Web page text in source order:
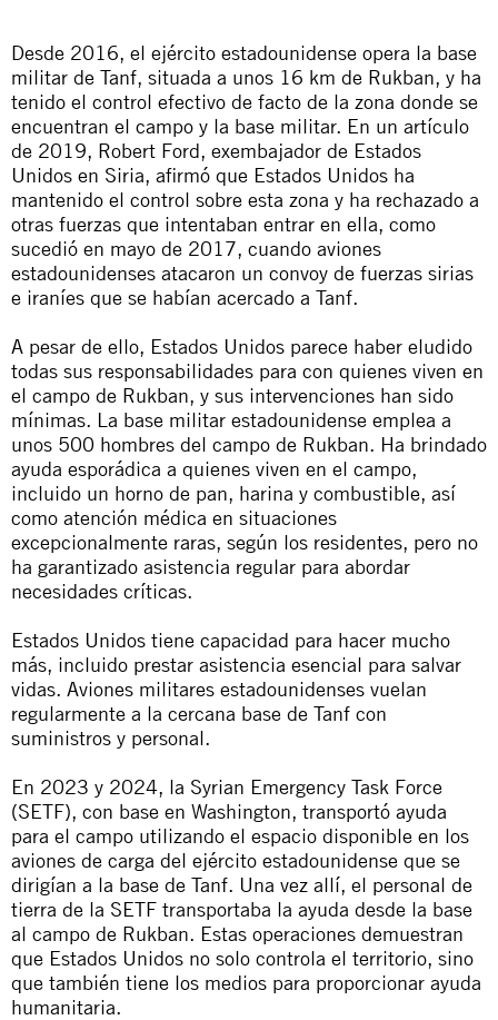
Desde 2016, el ejército estadounidense opera la base
militar de Tanf, situada a unos 16 km de Rukban, y ha
tenido el control efectivo de facto de la zona donde se
encuentran el campo y la base militar. En un artículo
de 2019, Robert Ford, exembajador de Estados
Unidos en Siria, afirmó que Estados Unidos ha
mantenido el control sobre esta zona y ha rechazado a
otras fuerzas que intentaban entrar en ella, como
sucedió en mayo de 2017, cuando aviones
estadounidenses atacaron un convoy de fuerzas sirias
e iraníes que se habían acercado a Tanf.
A pesar de ello, Estados Unidos parece haber eludido
todas sus responsabilidades para con quienes viven en
el campo de Rukban, y sus intervenciones han sido
mínimas. La base militar estadounidense emplea a
unos 500 hombres del campo de Rukban. Ha brindado
ayuda esporádica a quienes viven en el campo,
incluido un horno de pan, harina y combustible, así
como atención médica en situaciones
excepcionalmente raras, según los residentes, pero no
ha garantizado asistencia regular para abordar
necesidades críticas.
Estados Unidos tiene capacidad para hacer mucho
más, incluido prestar asistencia esencial para salvar
vidas. Aviones militares estadounidenses vuelan
regularmente a la cercana base de Tanf con
suministros y personal.
En 2023 y 2024, la Syrian Emergency Task Force
(SETF), con base en Washington, transportó ayuda
para el campo utilizando el espacio disponible en los
aviones de carga del ejército estadounidense que se
dirigían a la base de Tanf. Una vez allí, el personal de
tierra de la SETF transportaba la ayuda desde la base
al campo de Rukban. Estas operaciones demuestran
que Estados Unidos no solo controla el territorio, sino
que también tiene los medios para proporcionar ayuda
humanitaria.